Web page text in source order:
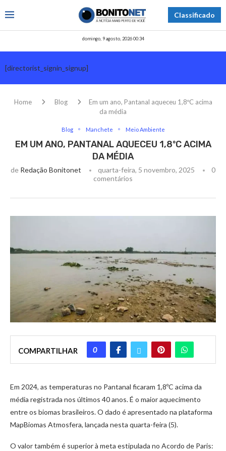
Classificado
domingo, 9 agosto, 2026 00:34
[directorist_signin_signup]
Home Blog
Em um ano, Pantanal aqueceu 1,8ºC acima
da média
Blog Manchete Meio Ambiente
EM UM ANO, PANTANAL AQUECEU 1,8ºC ACIMA
DA MÉDIA
de Redação Bonitonet quarta-feira, 5 novembro, 2025
0
comentários
COMPARTILHAR 0
Em 2024, as temperaturas no Pantanal ficaram 1,8ºC acima da
média registrada nos últimos 40 anos. É o maior aquecimento
entre os biomas brasileiros. O dado é apresentado na plataforma
MapBiomas Atmosfera, lançada nesta quarta-feira (5).
O valor também é superior à meta estipulada no Acordo de Paris: